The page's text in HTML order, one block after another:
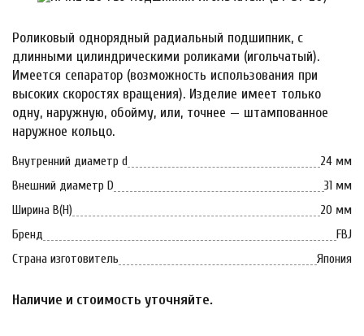
Роликовый однорядный радиальный подшипник, с
длинными цилиндрическими роликами (игольчатый).
Имеется сепаратор (возможность использования при
высоких скоростях вращения). Изделие имеет только
одну, наружную, обойму, или, точнее — штампованное
наружное кольцо.
Внутренний диаметр d
24 мм
Внешний диаметр D
31 мм
Ширина B(H)
20 мм
Бренд
FBJ
Страна изготовитель
Япония
Наличие и стоимость уточняйте.